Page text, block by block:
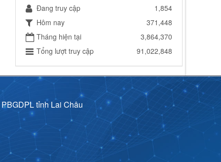
Đang truy cập
1,854
Hôm nay
371,448
Tháng hiện tại
3,864,370
Tổng lượt truy cập
91,022,848
tỉnh Lai Châu